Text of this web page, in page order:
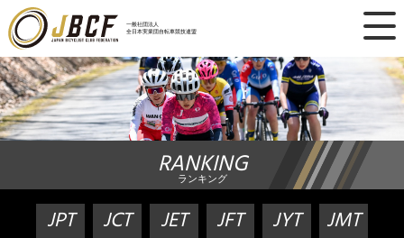
一般社団法人
全日本実業団自転車競技連盟
×
ニュース
レース日程
ランキング
レース結果
RANKING
ランキング
JPT JCT JET JFT JYT JMT